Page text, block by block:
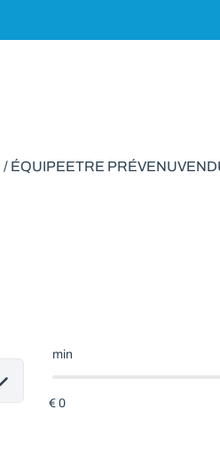
ÉQUIPEETRE PRÉVENU
min